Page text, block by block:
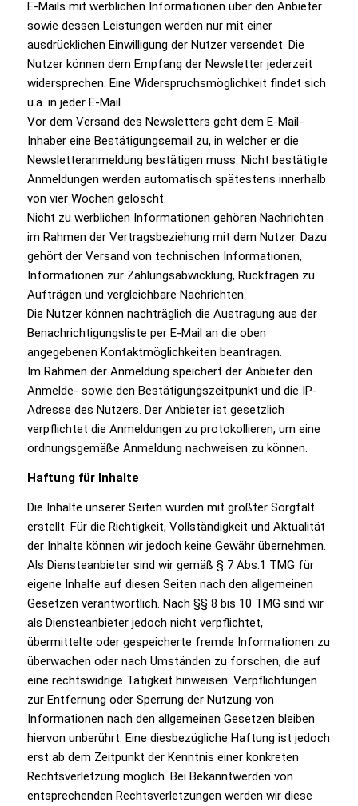
E-Mails mit werblichen Informationen über den Anbieter
sowie dessen Leistungen werden nur mit einer
ausdrücklichen Einwilligung der Nutzer versendet. Die
Nutzer können dem Empfang der Newsletter jederzeit
widersprechen. Eine Widerspruchsmöglichkeit findet sich
u.a. in jeder E-Mail.
Vor dem Versand des Newsletters geht dem E-Mail-
Inhaber eine Bestätigungsemail zu, in welcher er die
Newsletteranmeldung bestätigen muss. Nicht bestätigte
Anmeldungen werden automatisch spätestens innerhalb
von vier Wochen gelöscht.
Nicht zu werblichen Informationen gehören Nachrichten
im Rahmen der Vertragsbeziehung mit dem Nutzer. Dazu
gehört der Versand von technischen Informationen,
Informationen zur Zahlungsabwicklung, Rückfragen zu
Aufträgen und vergleichbare Nachrichten.
Die Nutzer können nachträglich die Austragung aus der
Benachrichtigungsliste per E-Mail an die oben
angegebenen Kontaktmöglichkeiten beantragen.
Im Rahmen der Anmeldung speichert der Anbieter den
Anmelde- sowie den Bestätigungszeitpunkt und die IP-
Adresse des Nutzers. Der Anbieter ist gesetzlich
verpflichtet die Anmeldungen zu protokollieren, um eine
ordnungsgemäße Anmeldung nachweisen zu können.
Haftung für Inhalte
Die Inhalte unserer Seiten wurden mit größter Sorgfalt
erstellt. Für die Richtigkeit, Vollständigkeit und Aktualität
der Inhalte können wir jedoch keine Gewähr übernehmen.
Als Diensteanbieter sind wir gemäß § 7 Abs.1 TMG für
eigene Inhalte auf diesen Seiten nach den allgemeinen
Gesetzen verantwortlich. Nach §§ 8 bis 10 TMG sind wir
als Diensteanbieter jedoch nicht verpflichtet,
übermittelte oder gespeicherte fremde Informationen zu
überwachen oder nach Umständen zu forschen, die auf
eine rechtswidrige Tätigkeit hinweisen. Verpflichtungen
zur Entfernung oder Sperrung der Nutzung von
Informationen nach den allgemeinen Gesetzen bleiben
hiervon unberührt. Eine diesbezügliche Haftung ist jedoch
erst ab dem Zeitpunkt der Kenntnis einer konkreten
Rechtsverletzung möglich. Bei Bekanntwerden von
entsprechenden Rechtsverletzungen werden wir diese